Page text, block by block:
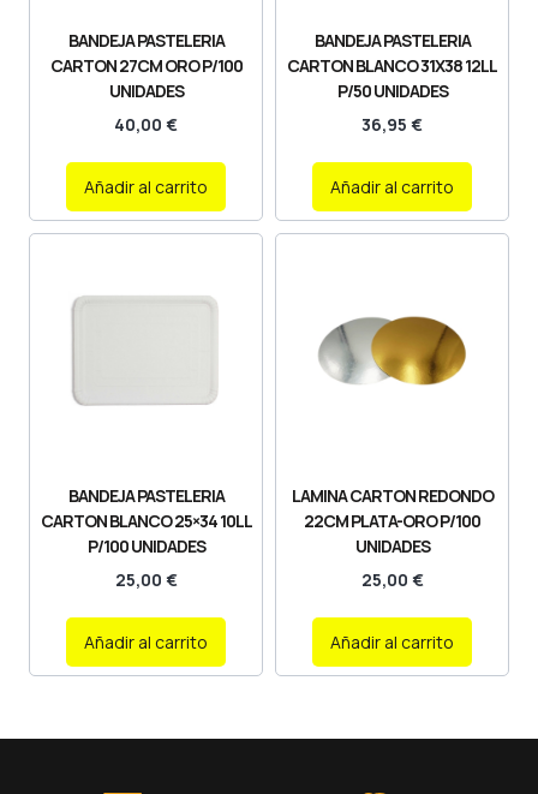
BANDEJA PASTELERIA
CARTON 27CM ORO P/100
UNIDADES
40,00 €
Añadir al carrito
BANDEJA PASTELERIA
CARTON BLANCO 31X38 12LL
P/50 UNIDADES
36,95 €
Añadir al carrito
BANDEJA PASTELERIA
CARTON BLANCO 25×34 10LL
P/100 UNIDADES
25,00 €
Añadir al carrito
LAMINA CARTON REDONDO
22CM PLATA-ORO P/100
UNIDADES
25,00 €
Añadir al carrito